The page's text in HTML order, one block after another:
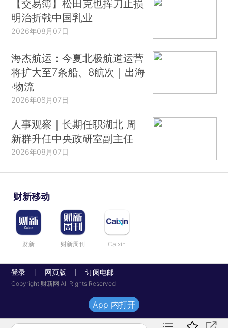
【交易簿】松田克也挥刀止损
明治折戟中国乳业
2026年08月07日
海杰航运：今夏北极航道运营
将扩大至7条船、8航次｜出海
·物流
2026年08月07日
人事观察｜长期任职湖北 周
新群升任中央政研室副主任
2026年08月07日
财新移动
财新 财新周刊 Caixin
登录 网页版 订阅电邮
Copyright 财新网 All Rights Reserved
App 内打开